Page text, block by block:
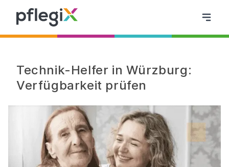
Technik-Helfer in Würzburg:
Verfügbarkeit prüfen